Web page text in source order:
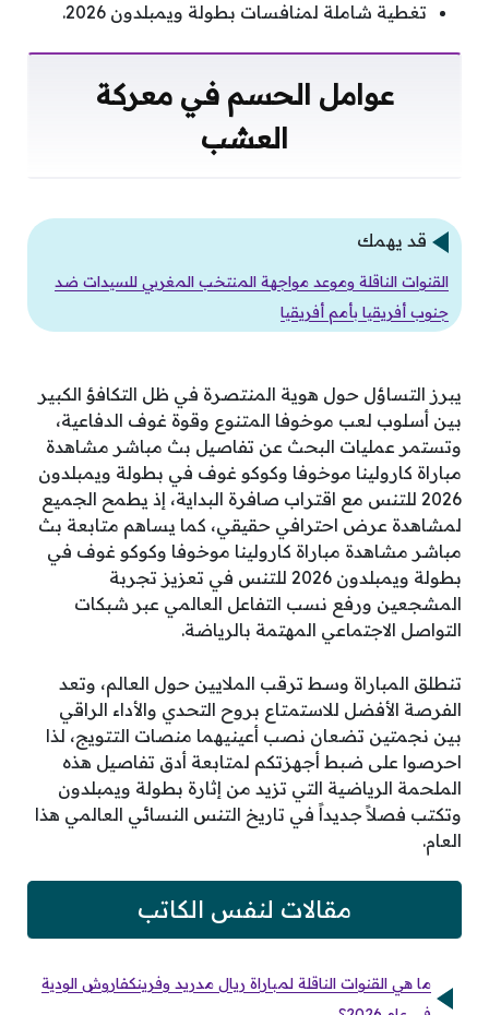
تغطية شاملة لمنافسات بطولة ويمبلدون 2026.
عوامل الحسم في معركة
العشب
قد يهمك
القنوات الناقلة وموعد مواجهة المنتخب المغربي للسيدات ضد
جنوب أفريقيا بأمم أفريقيا
يبرز التساؤل حول هوية المنتصرة في ظل التكافؤ الكبير
بين أسلوب لعب موخوفا المتنوع وقوة غوف الدفاعية،
وتستمر عمليات البحث عن تفاصيل بث مباشر مشاهدة
مباراة كارولينا موخوفا وكوكو غوف في بطولة ويمبلدون
2026 للتنس مع اقتراب صافرة البداية، إذ يطمح الجميع
لمشاهدة عرض احترافي حقيقي، كما يساهم متابعة بث
مباشر مشاهدة مباراة كارولينا موخوفا وكوكو غوف في
بطولة ويمبلدون 2026 للتنس في تعزيز تجربة
المشجعين ورفع نسب التفاعل العالمي عبر شبكات
التواصل الاجتماعي المهتمة بالرياضة.
تنطلق المباراة وسط ترقب الملايين حول العالم، وتعد
الفرصة الأفضل للاستمتاع بروح التحدي والأداء الراقي
بين نجمتين تضعان نصب أعينيهما منصات التتويج، لذا
احرصوا على ضبط أجهزتكم لمتابعة أدق تفاصيل هذه
الملحمة الرياضية التي تزيد من إثارة بطولة ويمبلدون
وتكتب فصلاً جديداً في تاريخ التنس النسائي العالمي هذا
العام.
مقالات لنفس الكاتب
ما هي القنوات الناقلة لمباراة ريال مدريد وفرينكفاروش الودية